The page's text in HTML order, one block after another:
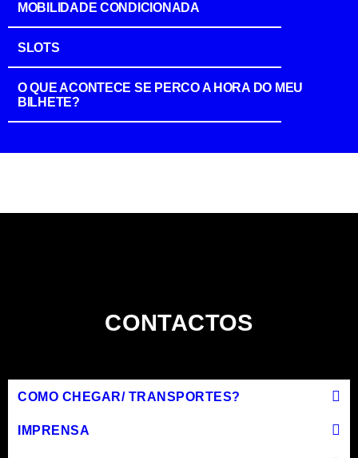
MOBILIDADE CONDICIONADA
SLOTS
O QUE ACONTECE SE PERCO A HORA DO MEU
BILHETE?
CONTACTOS
COMO CHEGAR/ TRANSPORTES?
IMPRENSA